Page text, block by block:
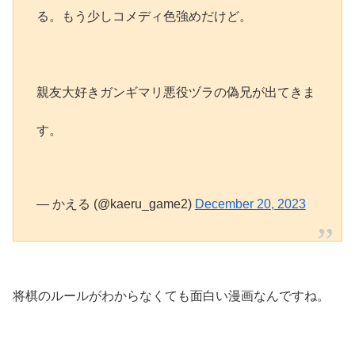
る。もう少しコメディ色強めだけど。
親友大好きガンギマリ悪役ヅラの偽兄が出てきま
す。
— かえる (@kaeru_game2) December 20, 2023
将棋のルールがわからなくても面白い漫画なんですね。